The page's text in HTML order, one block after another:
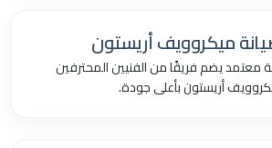
ميكروويف أريستون
معتمد يضم فريقًا من الفنيين المحترفين
أريستون بأعلى جودة.